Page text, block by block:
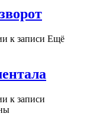
к записи Ещё
к записи